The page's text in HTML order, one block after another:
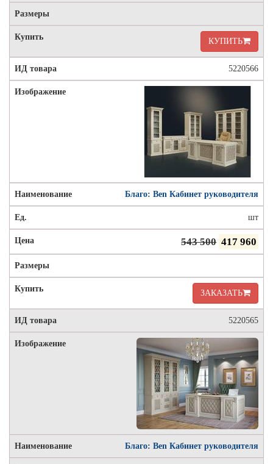
КУПИТЬ
5220566
Благо: Ben Кабинет руководителя
шт
543 500 417 960
ЗАКАЗАТЬ
5220565
Благо: Ben Кабинет руководителя